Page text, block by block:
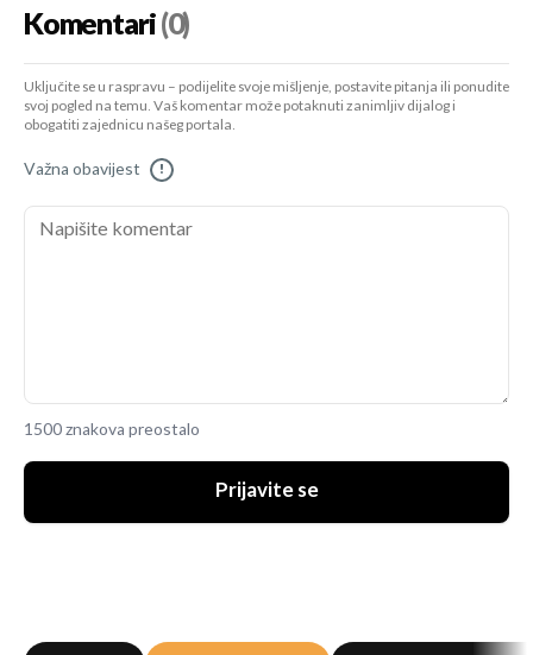
Komentari(0)
Uključite se u raspravu – podijelite svoje mišljenje, postavite pitanja ili ponudite
svoj pogled na temu. Vaš komentar može potaknuti zanimljiv dijalog i
obogatiti zajednicu našeg portala.
Važna obavijest !
1500 znakova preostalo
Prijavite se